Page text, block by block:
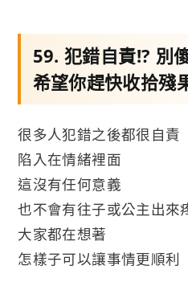
59. 犯錯自責!? 別
希望你趕快收拾殘
很多人犯錯之後都很自責
陷入在情緒裡面
這沒有任何意義
也不會有往子或公主出來
大家都在想著
怎樣子可以讓事情更順利